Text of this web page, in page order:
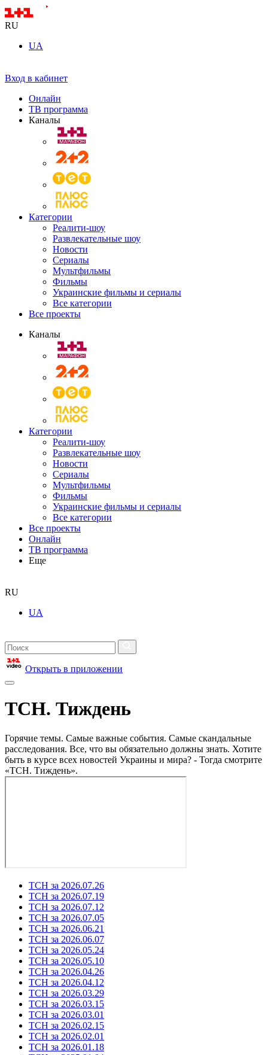
RU
UA
Вход в кабинет
Онлайн
ТВ программа
Каналы
Категории
Реалити-шоу
Развлекательные шоу
Новости
Сериалы
Мультфильмы
Фильмы
Украинские фильмы и сериалы
Все категории
Все проекты
Каналы
Категории
Реалити-шоу
Развлекательные шоу
Новости
Сериалы
Мультфильмы
Фильмы
Украинские фильмы и сериалы
Все категории
Все проекты
Онлайн
ТВ программа
Еще
RU
UA
Открыть в приложении
ТСН. Тиждень
Горячие темы. Самые важные события. Самые скандальные
расследования. Все, что вы обязательно должны знать. Хотите
быть в курсе всех новостей Украины и мира? - Тогда смотрите
«ТСН. Тиждень».
ТСН за 2026.07.26
ТСН за 2026.07.19
ТСН за 2026.07.12
ТСН за 2026.07.05
ТСН за 2026.06.21
ТСН за 2026.06.07
ТСН за 2026.05.24
ТСН за 2026.05.10
ТСН за 2026.04.26
ТСН за 2026.04.12
ТСН за 2026.03.29
ТСН за 2026.03.15
ТСН за 2026.03.01
ТСН за 2026.02.15
ТСН за 2026.02.01
ТСН за 2026.01.18